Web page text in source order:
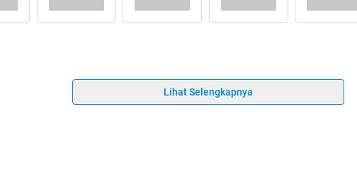
Lihat Selengkapnya